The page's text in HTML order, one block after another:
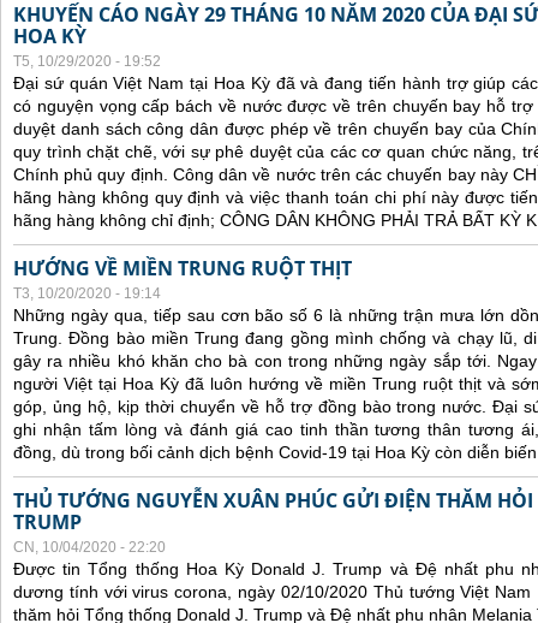
KHUYẾN CÁO NGÀY 29 THÁNG 10 NĂM 2020 CỦA ĐẠI
HOA KỲ
T5, 10/29/2020 - 19:52
Đại sứ quán Việt Nam tại Hoa Kỳ đã và đang tiến hành trợ giúp
có nguyện vọng cấp bách về nước được về trên chuyến bay hỗ
duyệt danh sách công dân được phép về trên chuyến bay của
quy trình chặt chẽ, với sự phê duyệt của các cơ quan chức năng,
Chính phủ quy định. Công dân về nước trên các chuyến bay này
hãng hàng không quy định và việc thanh toán chi phí này được
hãng hàng không chỉ định; CÔNG DÂN KHÔNG PHẢI TRẢ BẤT KỲ
HƯỚNG VỀ MIỀN TRUNG RUỘT THỊT
T3, 10/20/2020 - 19:14
Những ngày qua, tiếp sau cơn bão số 6 là những trận mưa lớn
Trung. Đồng bào miền Trung đang gồng mình chống và chạy lũ,
gây ra nhiều khó khăn cho bà con trong những ngày sắp tới.
người Việt tại Hoa Kỳ đã luôn hướng về miền Trung ruột thịt và
góp, ủng hộ, kịp thời chuyển về hỗ trợ đồng bào trong nước. Đại
ghi nhận tấm lòng và đánh giá cao tinh thần tương thân tương
đồng, dù trong bối cảnh dịch bệnh Covid-19 tại Hoa Kỳ còn diễn
THỦ TƯỚNG NGUYỄN XUÂN PHÚC GỬI ĐIỆN THĂM
TRUMP
CN, 10/04/2020 - 22:20
Được tin Tổng thống Hoa Kỳ Donald J. Trump và Đệ nhất phu
dương tính với virus corona, ngày 02/10/2020 Thủ tướng Việt Nam
thăm hỏi Tổng thống Donald J. Trump và Đệ nhất phu nhân Melania